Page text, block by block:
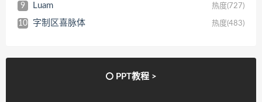
9 Luam 热度(727)
10 字制区喜脉体 热度(483)
PPT教程 >